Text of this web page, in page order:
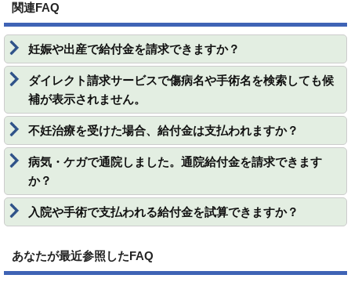
関連FAQ
妊娠や出産で給付金を請求できますか？
ダイレクト請求サービスで傷病名や手術名を検索しても候
補が表示されません。
不妊治療を受けた場合、給付金は支払われますか？
病気・ケガで通院しました。通院給付金を請求できます
か？
入院や手術で支払われる給付金を試算できますか？
あなたが最近参照したFAQ